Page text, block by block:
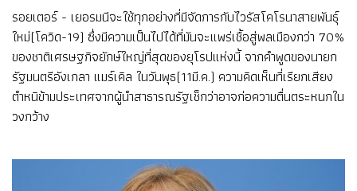
รอยเตอร์ - เยอรมนีจะใช้ทุกอย่างที่มีจัดการกับไวรัสโคโรนาสายพันธุ์
ใหม่(โควิด-19) ซึ่งมีความเป็นไปได้ที่มันจะแพร่เชื้อสู่พลเมืองกว่า 70%
ของชาติเศรษฐกิจยักษ์ใหญ่ที่สุดของยุโรปแห่งนี้ จากคำพูดของนายก
รัฐมนตรีอังเกลา แมร์เคิล ในวันพุธ(11มี.ค.) ความคิดเห็นที่เรียกเสียง
ตำหนิข้ามประเทศจากผู้นำสาธารณรัฐเช็กว่าอาจก่อความตื่นตระหนกใน
วงกว้าง